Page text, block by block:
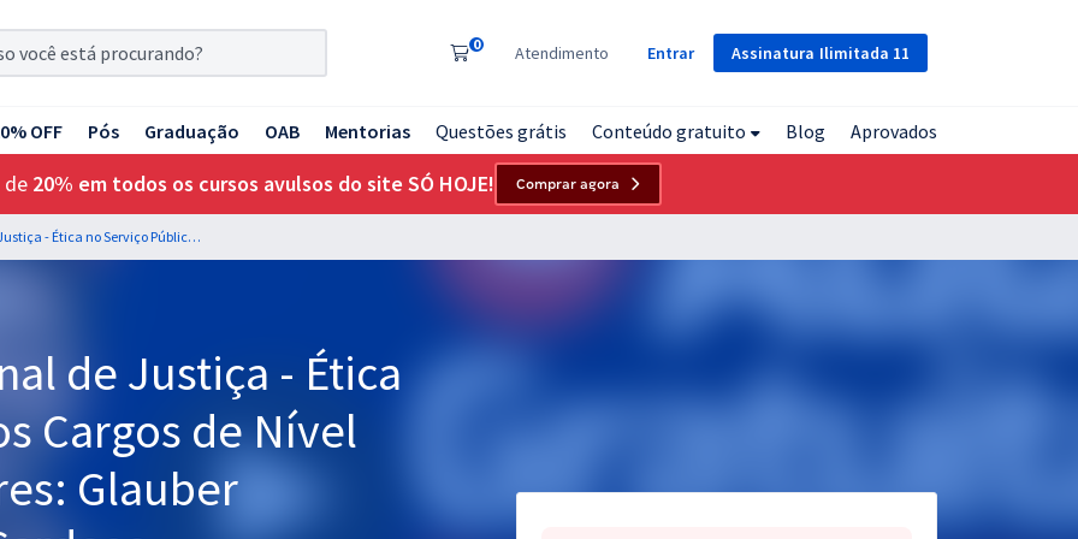
Assinatura Ilimitada 11
0 Atendimento Entrar
OFF Pós Graduação OAB Mentorias Questões grátis Conteúdo gratuito Blog Aprovados
de 20% em todos os cursos avulsos do site SÓ HOJE! Comprar agora
STJ - Superior Tribunal de Justiça - Ética no Serviço Público os Cargos de Nível Superior - Professores: Glauber Marinho e Rodrigo Cardoso
de Justiça - Ética
Cargos de Nível
Glauber